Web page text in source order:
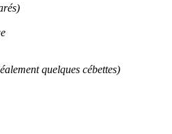
quelques cébettes)